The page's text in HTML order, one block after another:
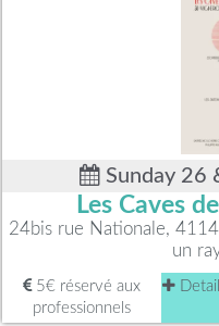
Sunday 26
Les Caves
24bis rue Nationale,
un
5€ réservé aux
professionnels